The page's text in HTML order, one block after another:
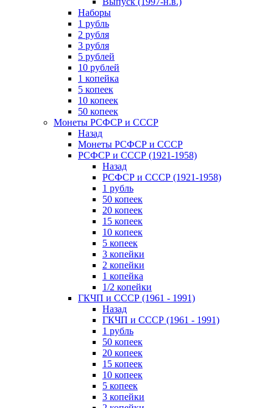
Наборы
1 рубль
2 рубля
3 рубля
5 рублей
10 рублей
1 копейка
5 копеек
10 копеек
50 копеек
Монеты РСФСР и СССР
Назад
Монеты РСФСР и СССР
РСФСР и СССР (1921-1958)
Назад
РСФСР и СССР (1921-1958)
1 рубль
50 копеек
20 копеек
15 копеек
10 копеек
5 копеек
3 копейки
2 копейки
1 копейка
1/2 копейки
ГКЧП и СССР (1961 - 1991)
Назад
ГКЧП и СССР (1961 - 1991)
1 рубль
50 копеек
20 копеек
15 копеек
10 копеек
5 копеек
3 копейки